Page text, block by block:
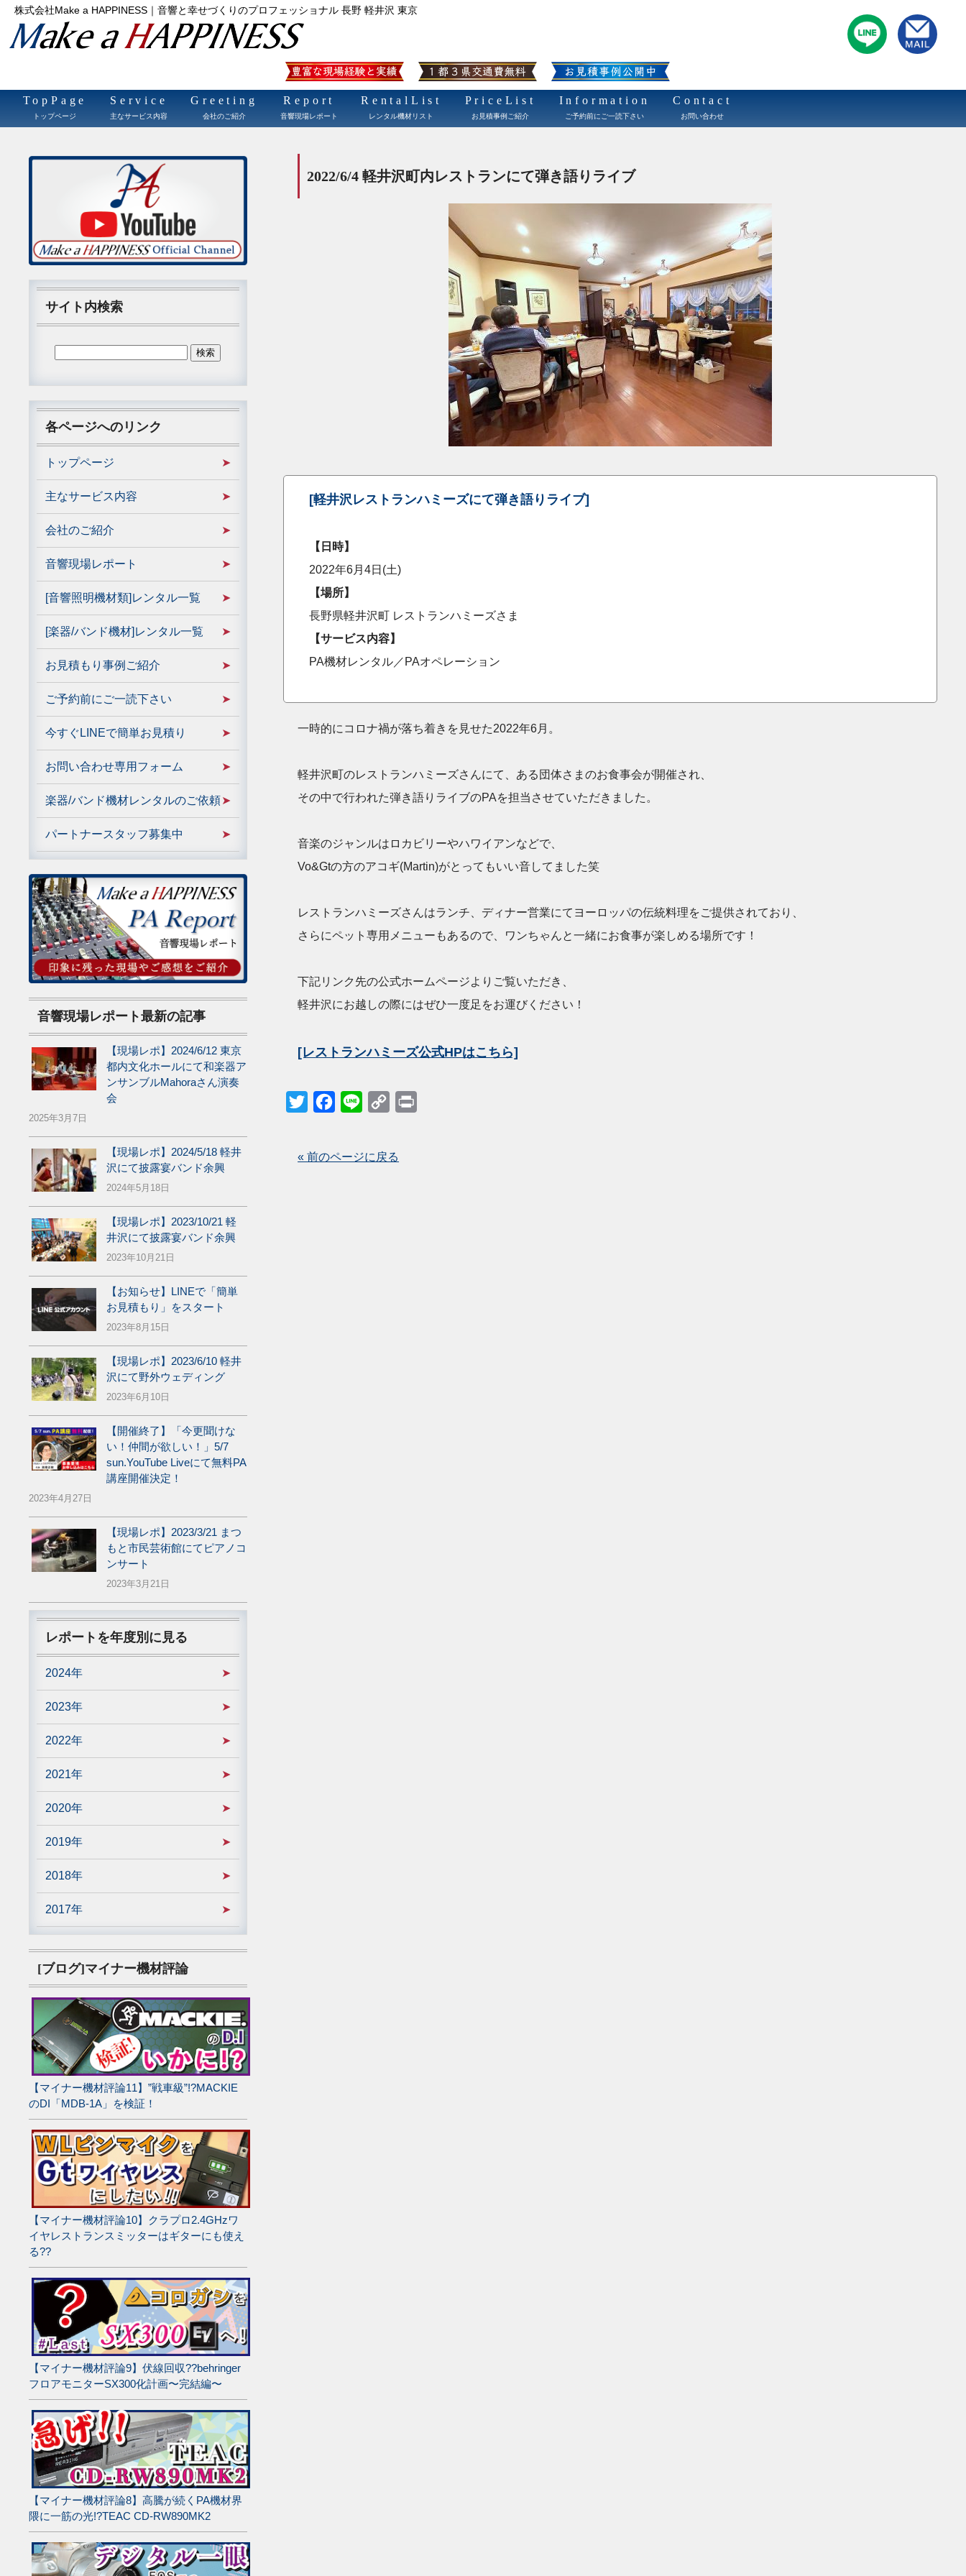
株式会社Make a HAPPINESS｜音響と幸せづくりのプロフェッショナル 長野 軽井沢 東京
TopPage
トップページ
Service
主なサービス内容
Greeting
会社のご紹介
Report
音響現場レポート
RentalList
レンタル機材リスト
PriceList
お見積事例ご紹介
Information
ご予約前にご一読下さい
Contact
お問い合わせ
2022/6/4 軽井沢町内レストランにて弾き語りライブ
[軽井沢レストランハミーズにて弾き語りライブ]
【日時】
2022年6月4日(土)
【場所】
長野県軽井沢町 レストランハミーズさま
【サービス内容】
PA機材レンタル／PAオペレーション
一時的にコロナ禍が落ち着きを見せた2022年6月。
軽井沢町のレストランハミーズさんにて、ある団体さまのお食事会が開催され、
その中で行われた弾き語りライブのPAを担当させていただきました。
音楽のジャンルはロカビリーやハワイアンなどで、
Vo&Gtの方のアコギ(Martin)がとってもいい音してました笑
レストランハミーズさんはランチ、ディナー営業にてヨーロッパの伝統料理をご提供されており、
さらにペット専用メニューもあるので、ワンちゃんと一緒にお食事が楽しめる場所です！
下記リンク先の公式ホームページよりご覧いただき、
軽井沢にお越しの際にはぜひ一度足をお運びください！
[レストランハミーズ公式HPはこちら]
Twitter Facebook
Line
Copy
« 前のページに戻る
サイト内検索
各ページへのリンク
トップページ
主なサービス内容
会社のご紹介
音響現場レポート
[音響照明機材類]レンタル一覧
[楽器/バンド機材]レンタル一覧
お見積もり事例ご紹介
ご予約前にご一読下さい
今すぐLINEで簡単お見積り
お問い合わせ専用フォーム
楽器/バンド機材レンタルのご依頼
パートナースタッフ募集中
音響現場レポート最新の記事
【現場レポ】2024/6/12 東京
都内文化ホールにて和楽器ア
ンサンブルMahoraさん演奏
会
2025年3月7日
【現場レポ】2024/5/18 軽井
沢にて披露宴バンド余興
2024年5月18日
【現場レポ】2023/10/21 軽
井沢にて披露宴バンド余興
2023年10月21日
【お知らせ】LINEで「簡単
お見積もり」をスタート
2023年8月15日
【現場レポ】2023/6/10 軽井
沢にて野外ウェディング
2023年6月10日
【開催終了】「今更聞けな
い！仲間が欲しい！」5/7
sun.YouTube Liveにて無料PA
講座開催決定！
2023年4月27日
【現場レポ】2023/3/21 まつ
もと市民芸術館にてピアノコ
ンサート
2023年3月21日
レポートを年度別に見る
2024年
2023年
2022年
2021年
2020年
2019年
2018年
2017年
[ブログ]マイナー機材評論
【マイナー機材評論11】”戦車級”!?MACKIE
のDI「MDB-1A」を検証！
【マイナー機材評論10】クラプロ2.4GHzワ
イヤレストランスミッターはギターにも使え
る??
【マイナー機材評論9】伏線回収??behringer
フロアモニターSX300化計画〜完結編〜
【マイナー機材評論8】高騰が続くPA機材界
隈に一筋の光!?TEAC CD-RW890MK2